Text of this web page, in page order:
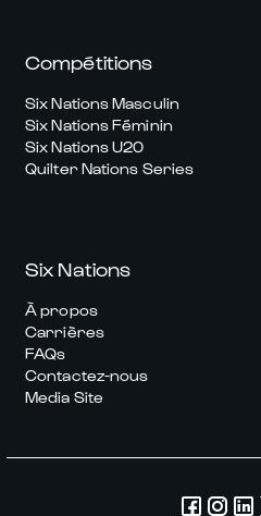
Compétitions
Six Nations Masculin
Six Nations Féminin
Six Nations U20
Quilter Nations Series
Six Nations
À propos
Carrières
FAQs
Contactez-nous
Media Site